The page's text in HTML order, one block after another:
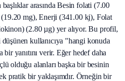
başlıklar arasında Besin folati (7.00
mg), Enerji (341.00 kj), Folat
(2.80 µg) yer alıyor. Bu profil,
kullanıcıya "hangi konuda
bir yanıtını verir. Eğer hedef daha
olduğu alanları başka bir besinin
pratik bir yaklaşımdır. Örneğin bir